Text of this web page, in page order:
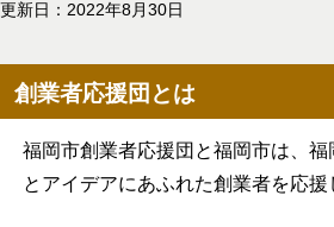
更新日：2022年8月30日
創業者応援団とは
福岡市創業者応援団と福岡市は、
とアイデアにあふれた創業者を応援